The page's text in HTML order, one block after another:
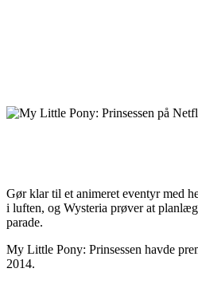
Gør klar til et animeret eventyr med
i luften, og Wysteria prøver at
parade.
My Little Pony: Prinsessen havde
2014.